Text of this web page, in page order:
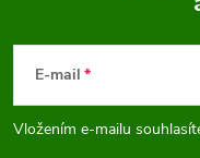
p
E-mail
Vložením e-mailu